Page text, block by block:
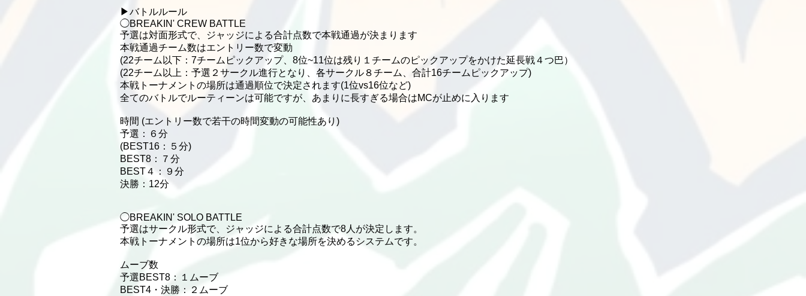
▶︎バトルルール
◯BREAKIN' CREW BATTLE
予選は対面形式で、ジャッジによる合計点数で本戦通過が決まります
本戦通過チーム数はエントリー数で変動
(22チーム以下：7チームピックアップ、8位~11位は残り１チームのピックアップをかけた延長戦４つ巴）
(22チーム以上：予選２サークル進行となり、各サークル８チーム、合計16チームピックアップ)
本戦トーナメントの場所は通過順位で決定されます(1位vs16位など)
全てのバトルでルーティーンは可能ですが、あまりに長すぎる場合はMCが止めに入ります
時間 (エントリー数で若干の時間変動の可能性あり)
予選：６分
(BEST16：５分)
BEST8：７分
BEST４：９分
決勝：12分
◯BREAKIN' SOLO BATTLE
予選はサークル形式で、ジャッジによる合計点数で8人が決定します。
本戦トーナメントの場所は1位から好きな場所を決めるシステムです。
ムーブ数
予選BEST8：１ムーブ
BEST4・決勝：２ムーブ